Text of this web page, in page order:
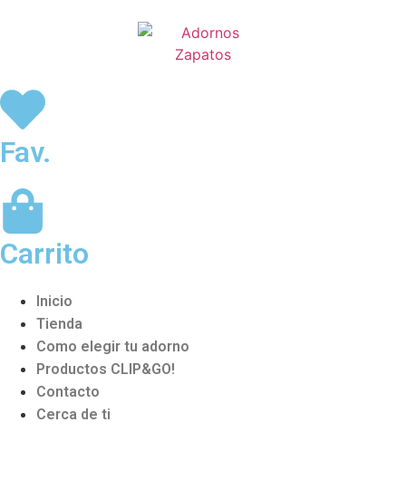
Fav.
Carrito
Inicio
Tienda
Como elegir tu adorno
Productos CLIP&GO!
Contacto
Cerca de ti